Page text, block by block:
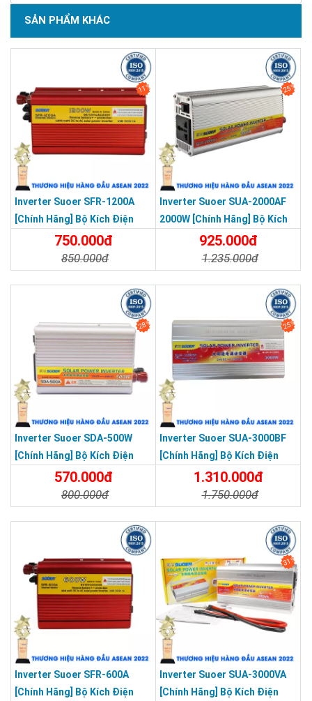
SẢN PHẨM KHÁC
11%
Inverter Suoer SFR-1200A
[Chính Hãng] Bộ Kích Điện
Đổi Điện 1200W 12V Lên 220V
- Máy Kích Điện Chống Ngược
Cực Sin Mô Phỏng [Chính
Hãng]
750.000đ
850.000đ
25%
Inverter Suoer SUA-2000AF
2000W [Chính Hãng] Bộ Kích
Điện 12V Lên 220V - Máy Kích
Điện Chống Ngược Cực Sin
Mô Phỏng
925.000đ
1.235.000đ
28%
Inverter Suoer SDA-500W
[Chính Hãng] Bộ Kích Điện
12V Lên 220V - Máy Kích Điện
500W Sin Mô Phỏng
570.000đ
800.000đ
25%
Inverter Suoer SUA-3000BF
[Chính Hãng] Bộ Kích Điện
Đổi Điện 3000W 24V Lên 220V
Bảo Vệ Ngược Cực Sóng Sin
Mô Phỏng
1.310.000đ
1.750.000đ
Inverter Suoer SFR-600A
[Chính Hãng] Bộ Kích Điện
31%
Inverter Suoer SUA-3000VA
[Chính Hãng] Bộ Kích Điện